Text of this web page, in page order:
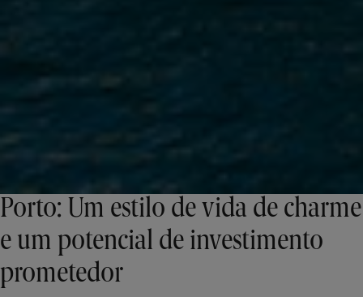
Porto: Um estilo de vida de charme
e um potencial de investimento
prometedor